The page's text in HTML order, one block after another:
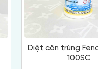
Diệt côn trùng
100SC